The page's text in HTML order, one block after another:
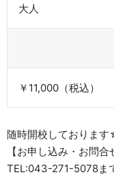
大人
￥11,000（税込）
随時開校しておりま
【お申し込み・お問合
TEL:043-271-5078ま